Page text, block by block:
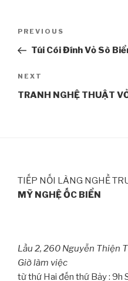
Post
Previous
Post
PREVIOUS
Túi Cói Đính Vỏ Sò
Next
Post
NEXT
TRANH NGHỆ THUẬT
TIẾP NỐI LÀNG NGHỀ
MỸ NGHỆ ỐC BIỂN
Lầu 2, 260 Nguyễn Thiện
Giờ làm việc
từ thứ Hai đến thứ Bảy : 9h